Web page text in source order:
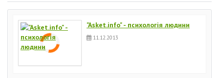
"Asket.info" - психологія людини
11.12.2013